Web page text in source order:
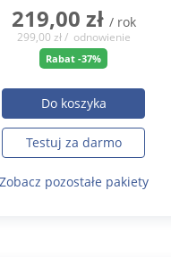
219,00 zł / rok
299,00 zł / odnowienie
Rabat -37%
Do koszyka
Testuj za darmo
Zobacz pozostałe pakiety